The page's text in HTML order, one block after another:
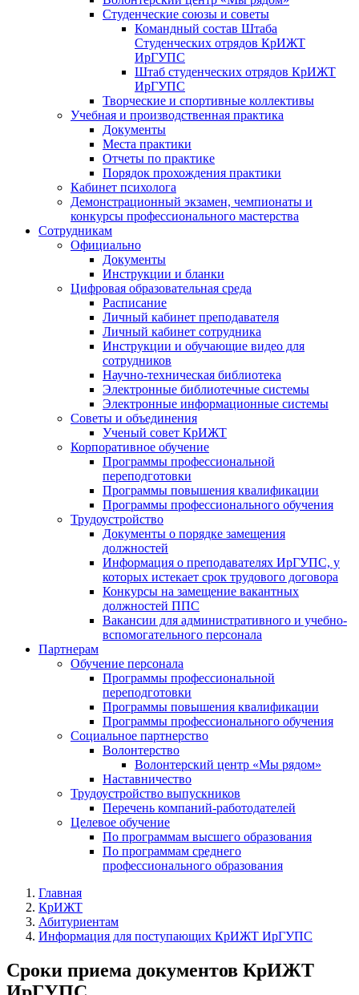
Студенческие союзы и советы
Командный состав Штаба
Студенческих отрядов КрИЖТ
ИрГУПС
Штаб студенческих отрядов КрИЖТ
ИрГУПС
Творческие и спортивные коллективы
Учебная и производственная практика
Документы
Места практики
Отчеты по практике
Порядок прохождения практики
Кабинет психолога
Демонстрационный экзамен, чемпионаты и
конкурсы профессионального мастерства
Сотрудникам
Официально
Документы
Инструкции и бланки
Цифровая образовательная среда
Расписание
Личный кабинет преподавателя
Личный кабинет сотрудника
Инструкции и обучающие видео для
сотрудников
Научно-техническая библиотека
Электронные библиотечные системы
Электронные информационные системы
Советы и объединения
Ученый совет КрИЖТ
Корпоративное обучение
Программы профессиональной
переподготовки
Программы повышения квалификации
Программы профессионального обучения
Трудоустройство
Документы о порядке замещения
должностей
Информация о преподавателях ИрГУПС, у
которых истекает срок трудового договора
Конкурсы на замещение вакантных
должностей ППС
Вакансии для административного и учебно-
вспомогательного персонала
Партнерам
Обучение персонала
Программы профессиональной
переподготовки
Программы повышения квалификации
Программы профессионального обучения
Социальное партнерство
Волонтерство
Волонтерский центр «Мы рядом»
Наставничество
Трудоустройство выпускников
Перечень компаний-работодателей
Целевое обучение
По программам высшего образования
По программам среднего
профессионального образования
Главная
КрИЖТ
Абитуриентам
Информация для поступающих КрИЖТ ИрГУПС
Сроки приема документов КрИЖТ